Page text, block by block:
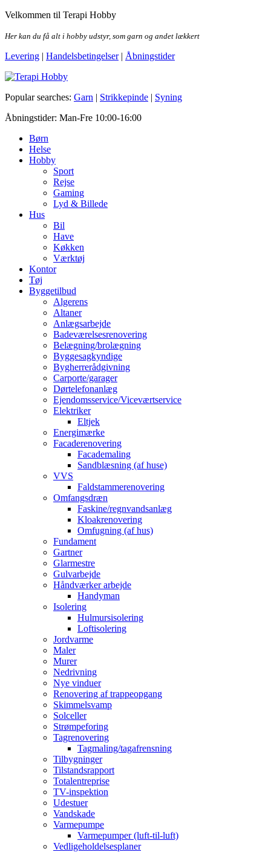
Skip
the
Velkommen til Terapi Hobby
Her kan du få alt i hobby udstyr, som garn og andet lækkert
Levering | Handelsbetingelser| Åbningstider
Terapi Hobby
Popular searches: Garn | Strikkepinde | Syning
Åbningstider: Man-Fre 10:00-16:00
Børn
Helse
Hobby
Sport
Rejse
Gaming
Lyd & Billede
Hus
Bil
Have
Køkken
Værktøj
Kontor
Tøj
Byggetilbud
Algerens
Altaner
Anlægsarbejde
Badeværelsesrenovering
Belægning/brolægning
Byggesagkyndige
Bygherrerådgivning
Carporte/garager
Dørtelefonanlæg
Ejendomsservice/Viceværtservice
Elektriker
Eltjek
Energimærke
Facaderenovering
Facademaling
Sandblæsning (af huse)
VVS
Faldstammerenovering
Omfangsdræn
Faskine/regnvandsanlæg
Kloakrenovering
Omfugning (af hus)
Fundament
Gartner
Glarmestre
Gulvarbejde
Håndværker arbejde
Handyman
Isolering
Hulmursisolering
Loftisolering
Jordvarme
Maler
Murer
Nedrivning
Nye vinduer
Renovering af trappeopgang
Skimmelsvamp
Solceller
Strømpeforing
Tagrenovering
Tagmaling/tagafrensning
Tilbygninger
Tilstandsrapport
Totalentreprise
TV-inspektion
Udestuer
Vandskade
Varmepumpe
Varmepumper (luft-til-luft)
Vedligeholdelsesplaner